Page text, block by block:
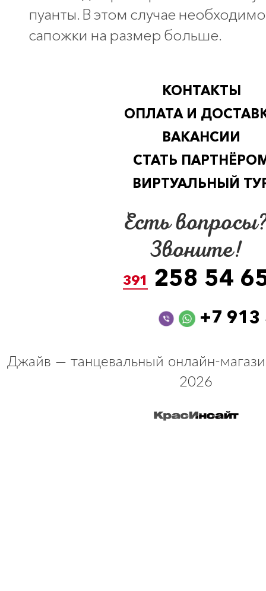
пуанты. В этом случае
сапожки на размер больше.
КОНТАКТЫ
ОПЛАТА И
ВАКАНСИИ
СТАТЬ
ВИРТУАЛЬНЫЙ
Есть
Звоните!
391 258 54
+7
Джайв — танцевальный онлайн-
2026